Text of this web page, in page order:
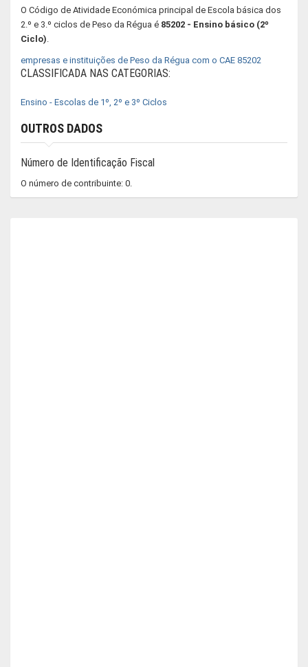
O Código de Atividade Económica principal de Escola básica dos
2.º e 3.º ciclos de Peso da Régua é 85202 - Ensino básico (2º
Ciclo).
empresas e instituições de Peso da Régua com o CAE 85202
CLASSIFICADA NAS CATEGORIAS:
Ensino - Escolas de 1º, 2º e 3º Ciclos
OUTROS DADOS
Número de Identificação Fiscal
O número de contribuinte: 0.